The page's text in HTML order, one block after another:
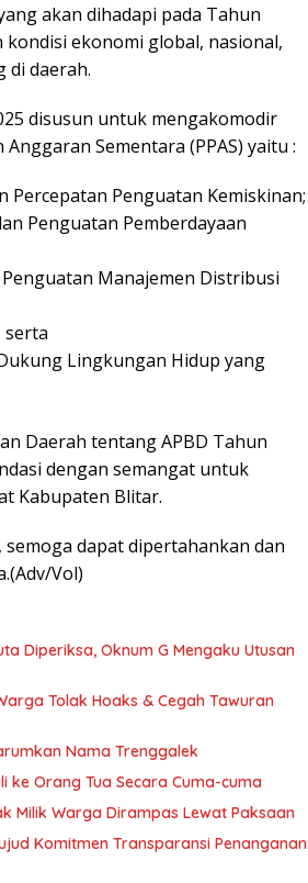
akan dihadapi pada Tahun
ekonomi global, nasional,
di daerah.
disusun untuk mengakomodir
Sementara (PPAS) yaitu :
Percepatan Penguatan Kemiskinan;
Penguatan Pemberdayaan
Manajemen Distribusi
serta
Lingkungan Hidup yang
Daerah tentang APBD Tahun
dengan semangat untuk
Kabupaten Blitar.
dapat dipertahankan dan
Vol)
Diperiksa, Oknum G Mengaku Utusan
Tolak Hoaks & Cegah Tawuran
Nama Trenggalek
ke Orang Tua Secara Cuma-cuma
Milik Warga Dirampas Lewat Paksaan
Komitmen Transparansi Penanganan